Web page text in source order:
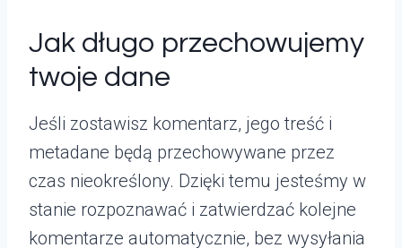
Jak długo przechowujemy
twoje dane
Jeśli zostawisz komentarz, jego treść i
metadane będą przechowywane przez
czas nieokreślony. Dzięki temu jesteśmy w
stanie rozpoznawać i zatwierdzać kolejne
komentarze automatycznie, bez wysyłania